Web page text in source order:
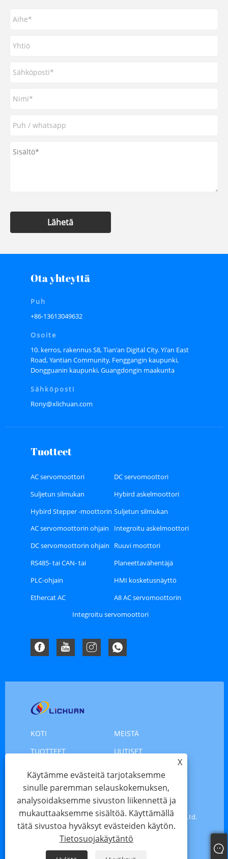
Lähetä
Ota yhteyttä
Puh
+86-13613049632
Osoite
10. kerros, rakennus S8, Tian'an Digital City. Yi'an East
Road, Yantian Community, Fenggangin kaupunki,
Dongguanin kaupunki, Guangdongin maakunta
Sähköposti
Rony@xlichuan.com
Tuotteet
AC servomoottori
DC servomoottori
Suljetun silmukan
askelmoottori
Hybird askelmoottori
Hybird Stepper -moottorin
ohjain
Suljetun silmukan
askelmoottorin ohjain
AC servomoottorin ohjain
Integroitu askelmoottori
DC servomoottorin ohjain
Ruuvi moottori
RS485- tai CAN- tai
Ethercat-väylätyyppinen
Stepper Driver
Planeettavähentäjä
PLC-ohjain
HMI kosketusnäyttö
Ethercat AC
servomoottorin ajurisarja
A8 AC servomoottorin
ohjainsarja
Integroitu servomoottori
KOTI
MEISTÄ
TUOTTEET
UUTISET
LÄHETÄ KYSELY
OTA YHTEYTTÄ
Copyright © 2025 Shenzhen Xinlichuan Electric Co., Ltd.
- Servomoottori, moottorin servo, askelmoottori -
Kaikki oikeudet pidätetään
X
Käytämme evästeitä tarjotaksemme
sinulle paremman selauskokemuksen,
analysoidaksemme sivuston liikennettä ja
mukauttaaksemme sisältöä. Käyttämällä
tätä sivustoa hyväksyt evästeiden käytön.
Tietosuojakäytäntö